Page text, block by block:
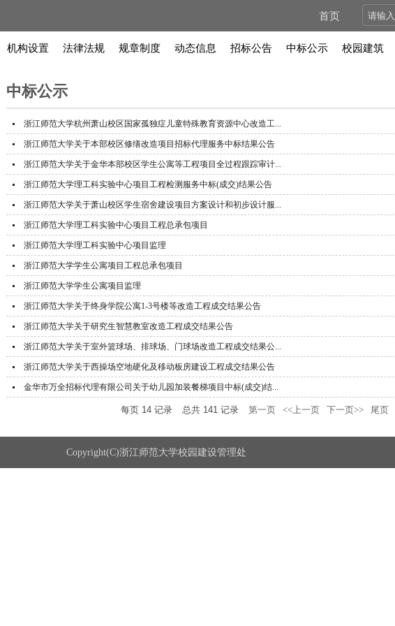
首页
机构设置 法律法规 规章制度 动态信息 招标公告 中标公示 校园建筑
中标公示
浙江师范大学杭州萧山校区国家孤独症儿童特殊教育资源中心改造工...
浙江师范大学关于本部校区修缮改造项目招标代理服务中标结果公告
浙江师范大学关于金华本部校区学生公寓等工程项目全过程跟踪审计...
浙江师范大学理工科实验中心项目工程检测服务中标(成交)结果公告
浙江师范大学关于萧山校区学生宿舍建设项目方案设计和初步设计服...
浙江师范大学理工科实验中心项目工程总承包项目
浙江师范大学理工科实验中心项目监理
浙江师范大学学生公寓项目工程总承包项目
浙江师范大学学生公寓项目监理
浙江师范大学关于终身学院公寓1-3号楼等改造工程成交结果公告
浙江师范大学关于研究生智慧教室改造工程成交结果公告
浙江师范大学关于室外篮球场、排球场、门球场改造工程成交结果公...
浙江师范大学关于西操场空地硬化及移动板房建设工程成交结果公告
金华市万全招标代理有限公司关于幼儿园加装餐梯项目中标(成交)结...
每页 14 记录 总共 141 记录 第一页 <<上一页 下一页>> 尾页
Copyright(C)浙江师范大学校园建设管理处